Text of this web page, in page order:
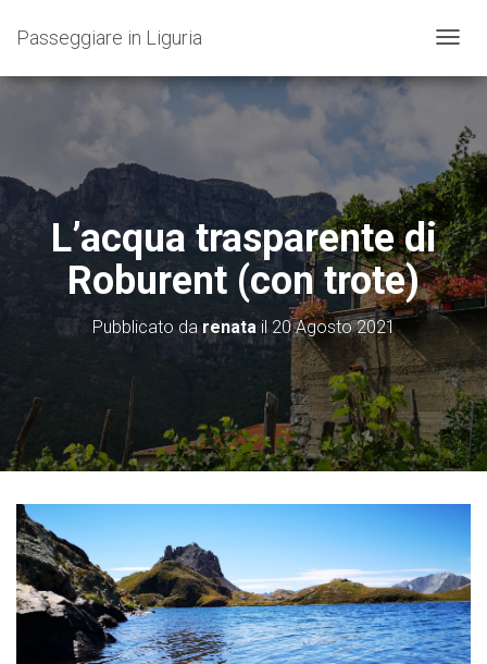
Passeggiare in Liguria
A
A
Z
I
O
N
E
T
O
G
L
E
L’acqua trasparente di
Roburent (con trote)
Pubblicato darenatail20 Agosto 2021